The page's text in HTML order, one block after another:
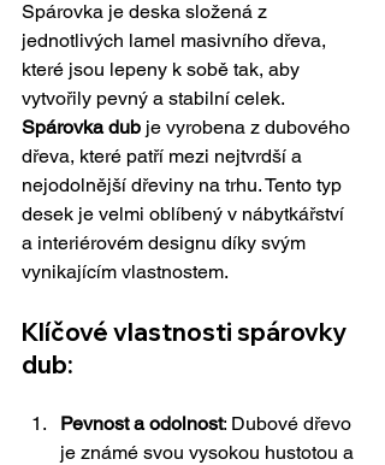
Spárovka je deska složená z
jednotlivých lamel masivního dřeva,
které jsou lepeny k sobě tak, aby
vytvořily pevný a stabilní celek.
Spárovka dub je vyrobena z dubového
dřeva, které patří mezi nejtvrdší a
nejodolnější dřeviny na trhu. Tento typ
desek je velmi oblíbený v nábytkářství
a interiérovém designu díky svým
vynikajícím vlastnostem.
Klíčové vlastnosti spárovky
dub:
Pevnost a odolnost: Dubové dřevo
je známé svou vysokou hustotou a